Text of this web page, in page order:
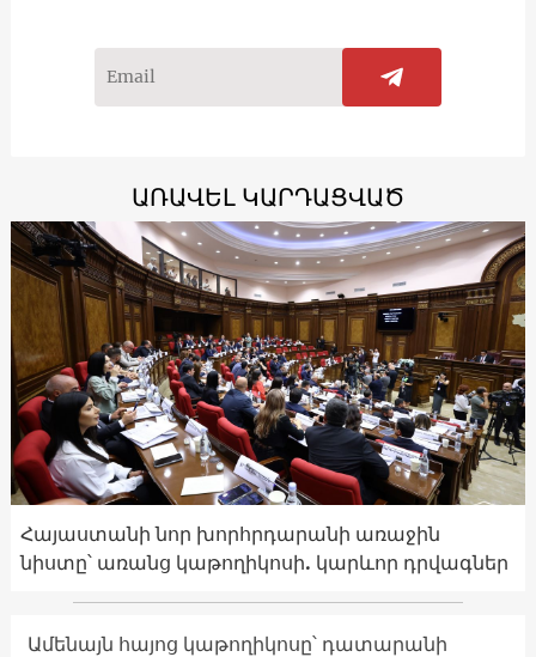
ԱՌԱՎԵԼ ԿԱՐԴԱՑՎԱԾ
Հայաստանի նոր խորհրդարանի առաջին
նիստը՝ առանց կաթողիկոսի. կարևոր դրվագներ
Ամենայն հայոց կաթողիկոսը՝ դատարանի